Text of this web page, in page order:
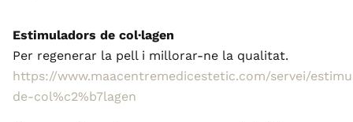
Estimuladors de col·lagen
Per regenerar la pell i millorar-ne la qualitat.
https://www.maacentremedicestetic.com/servei/
de-col%c2%b7lagen